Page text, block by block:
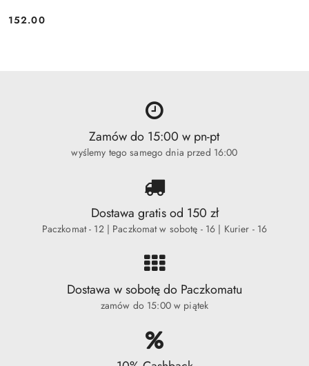
Cena:
152.00
Zamów do 15:00 w pn-pt
wyślemy tego samego dnia przed 16:00
Dostawa gratis od 150 zł
Paczkomat - 12 | Paczkomat w sobotę - 16 | Kurier - 16
Dostawa w sobotę do Paczkomatu
zamów do 15:00 w piątek